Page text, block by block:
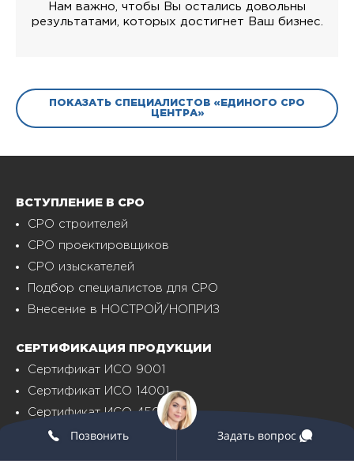
Нам важно, чтобы Вы остались довольны
результатами, которых достигнет Ваш бизнес.
ПОКАЗАТЬ СПЕЦИАЛИСТОВ «ЕДИНОГО СРО
ЦЕНТРА»
ВСТУПЛЕНИЕ В СРО
СРО строителей
СРО проектировщиков
СРО изыскателей
Подбор специалистов для СРО
Внесение в НОСТРОЙ/НОПРИЗ
СЕРТИФИКАЦИЯ ПРОДУКЦИИ
Сертификат ИСО 9001
Сертификат ИСО 14001
Сертификат ИСО 45001
Сертификат ТР ТС, ГОСТ Р
Позвонить Задать вопрос